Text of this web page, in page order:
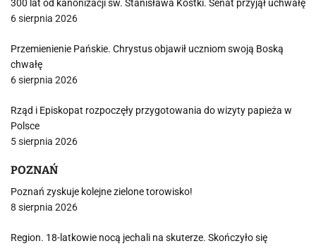
300 lat od kanonizacji św. Stanisława Kostki. Senat przyjął uchwałę
6 sierpnia 2026
Przemienienie Pańskie. Chrystus objawił uczniom swoją Boską
chwałę
6 sierpnia 2026
Rząd i Episkopat rozpoczęły przygotowania do wizyty papieża w
Polsce
5 sierpnia 2026
POZNAŃ
Poznań zyskuje kolejne zielone torowisko!
8 sierpnia 2026
Region. 18-latkowie nocą jechali na skuterze. Skończyło się